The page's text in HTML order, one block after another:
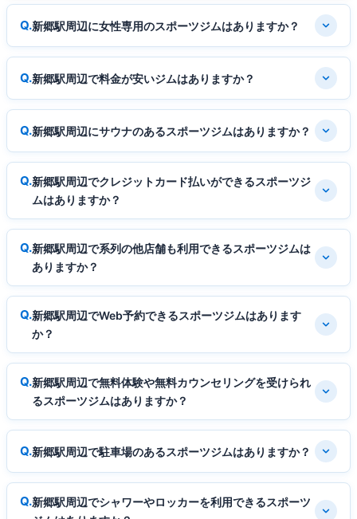
新郷駅周辺に女性専用のスポーツジムはありますか？
新郷駅周辺で料金が安いジムはありますか？
新郷駅周辺にサウナのあるスポーツジムはありますか？
新郷駅周辺でクレジットカード払いができるスポーツジ
ムはありますか？
新郷駅周辺で系列の他店舗も利用できるスポーツジムは
ありますか？
新郷駅周辺でWeb予約できるスポーツジムはあります
か？
新郷駅周辺で無料体験や無料カウンセリングを受けられ
るスポーツジムはありますか？
新郷駅周辺で駐車場のあるスポーツジムはありますか？
新郷駅周辺でシャワーやロッカーを利用できるスポーツ